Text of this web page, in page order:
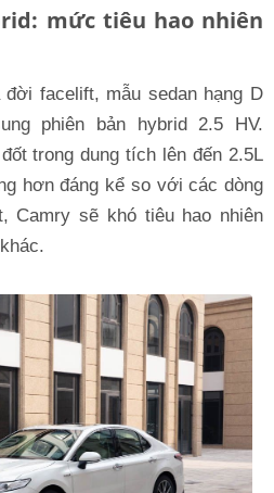
mức tiêu hao nhiên
facelift, mẫu sedan hạng D
phiên bản hybrid 2.5 HV.
trong dung tích lên đến 2.5L
hơn đáng kể so với các dòng
Camry sẽ khó tiêu hao nhiên